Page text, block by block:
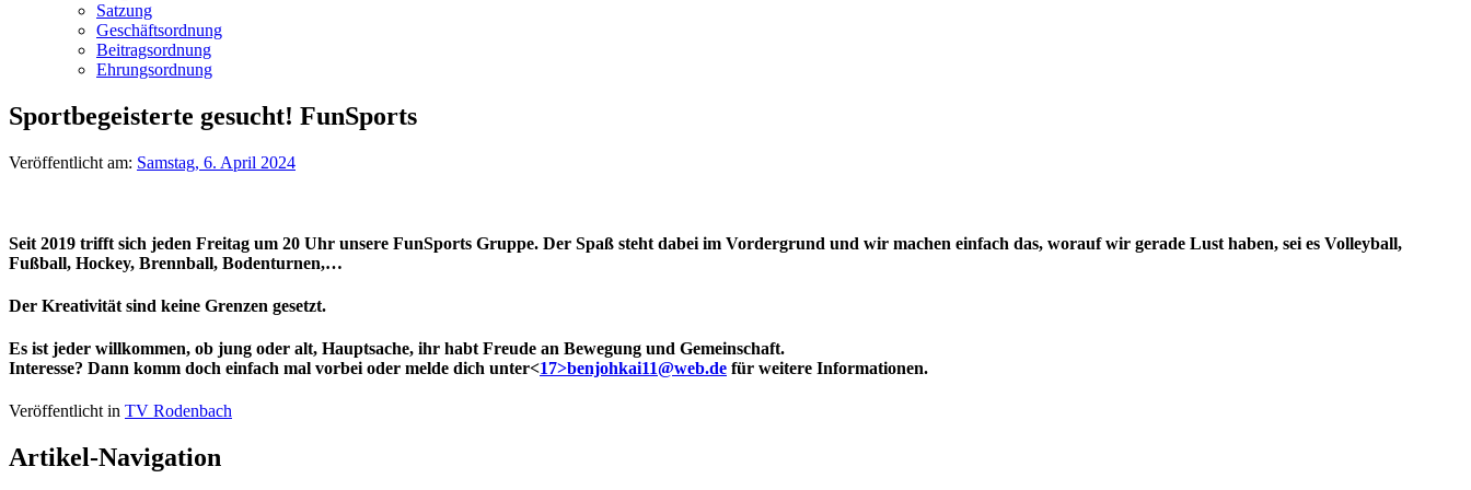
Satzung
Geschäftsordnung
Beitragsordnung
Ehrungsordnung
Sportbegeisterte gesucht! FunSports
Veröffentlicht am: Samstag, 6. April 2024
Seit 2019 trifft sich jeden Freitag um 20 Uhr unsere FunSports Gruppe. Der Spaß steht dabei im Vordergrund und wir machen einfach das, worauf wir gerade Lust haben, sei es Volleyball,
Fußball, Hockey, Brennball, Bodenturnen,…
Der Kreativität sind keine Grenzen gesetzt.
Es ist jeder willkommen, ob jung oder alt, Hauptsache, ihr habt Freude an Bewegung und Gemeinschaft.
Interesse? Dann komm doch einfach mal vorbei oder melde dich unter<17>benjohkai11@web.de für weitere Informationen.
Veröffentlicht in TV Rodenbach
Artikel-Navigation